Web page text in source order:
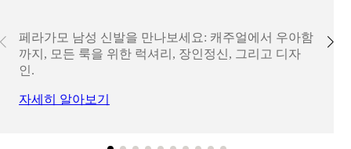
페라가모 남성 신발을 만나보세요: 캐주얼에서 우아함
까지, 모든 룩을 위한 럭셔리, 장인정신, 그리고 디자
인.
자세히 알아보기